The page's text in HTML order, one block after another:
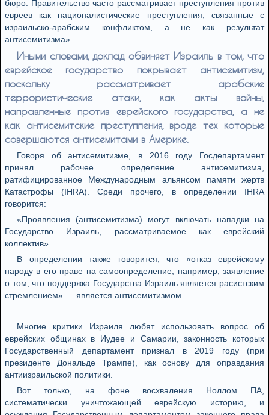
бюро. Правительство часто рассматривает преступления против
евреев как националистические преступления, связанные с
израильско-арабским конфликтом, а не как результат
антисемитизма».
Иными словами, доклад обвиняет Израиль в том, что
еврейское государство покрывает антисемитизм,
поскольку рассматривает арабские
террористические атаки, как акты войны,
направленные против еврейского государства, а не
как антисемитские преступления, вроде тех которые
совершаются антисемитами в Америке.
Говоря об антисемитизме, в 2016 году Госдепартамент
принял рабочее определение антисемитизма,
ратифицированное Международным альянсом памяти жертв
Катастрофы (IHRA). Среди прочего, в определении IHRA
говорится:
«Проявления (антисемитизма) могут включать нападки на
Государство Израиль, рассматриваемое как еврейский
коллектив».
В определении также говорится, что «отказ еврейскому
народу в его праве на самоопределение, например, заявление
о том, что поддержка Государства Израиль является расистским
стремлением» — является антисемитизмом.
Многие критики Израиля любят использовать вопрос об
еврейских общинах в Иудее и Самарии, законность которых
Государственный департамент признал в 2019 году (при
президенте Дональде Трампе), как основу для оправдания
антиизраильской политики.
Вот только, на фоне восхваления Ноллом ПА,
систематически уничтожающей еврейскую историю, и